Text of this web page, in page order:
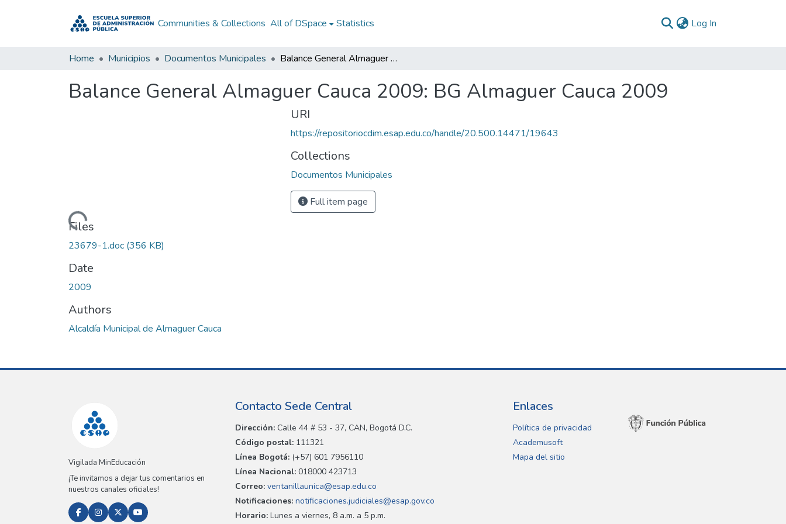
Communities & Collections All of DSpace Statistics Log In
Home Municipios Documentos Municipales Balance General Almaguer Cauca 2009: BG Almaguer Cauca 2009
Balance General Almaguer Cauca 2009: BG Almaguer Cauca 2009
Loading...
Files
23679-1.doc (356 KB)
Date
2009
Authors
Alcaldía Municipal de Almaguer Cauca
URI
https://repositoriocdim.esap.edu.co/handle/20.500.14471/19643
Collections
Documentos Municipales
Full item page
Vigilada MinEducación
¡Te invitamos a dejar tus comentarios en
nuestros canales oficiales!
Contacto Sede Central
Dirección: Calle 44 # 53 - 37, CAN, Bogotá D.C.
Código postal: 111321
Línea Bogotá: (+57) 601 7956110
Línea Nacional: 018000 423713
Correo: ventanillaunica@esap.edu.co
Notificaciones: notificaciones.judiciales@esap.gov.co
Horario: Lunes a viernes, 8 a.m. a 5 p.m.
Enlaces
Política de privacidad
Academusoft
Mapa del sitio